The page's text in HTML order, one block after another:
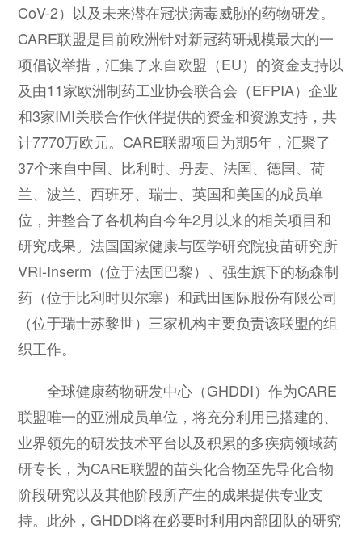
CoV-2）以及未来潜在冠状病毒威胁的药物研发。
CARE联盟是目前欧洲针对新冠药研规模最大的一
项倡议举措，汇集了来自欧盟（EU）的资金支持以
及由11家欧洲制药工业协会联合会（EFPIA）企业
和3家IMI关联合作伙伴提供的资金和资源支持，共
计7770万欧元。CARE联盟项目为期5年，汇聚了
37个来自中国、比利时、丹麦、法国、德国、荷
兰、波兰、西班牙、瑞士、英国和美国的成员单
位，并整合了各机构自今年2月以来的相关项目和
研究成果。法国国家健康与医学研究院疫苗研究所
VRI-Inserm（位于法国巴黎）、强生旗下的杨森制
药（位于比利时贝尔塞）和武田国际股份有限公司
（位于瑞士苏黎世）三家机构主要负责该联盟的组
织工作。
全球健康药物研发中心（GHDDI）作为CARE
联盟唯一的亚洲成员单位，将充分利用已搭建的、
业界领先的研发技术平台以及积累的多疾病领域药
研专长，为CARE联盟的苗头化合物至先导化合物
阶段研究以及其他阶段所产生的成果提供专业支
持。此外，GHDDI将在必要时利用内部团队的研究